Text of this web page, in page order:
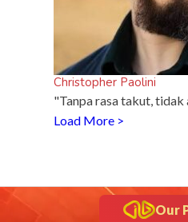
Christopher Paolini
"Tanpa rasa takut, tidak
Load More >
Our